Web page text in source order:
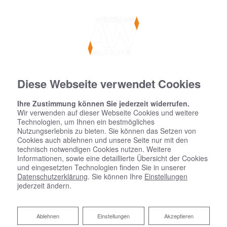
Diese Webseite verwendet Cookies
Ihre Zustimmung können Sie jederzeit widerrufen.
Wir verwenden auf dieser Webseite Cookies und weitere
Technologien, um Ihnen ein bestmögliches
Nutzungserlebnis zu bieten. Sie können das Setzen von
Cookies auch ablehnen und unsere Seite nur mit den
technisch notwendigen Cookies nutzen. Weitere
Informationen, sowie eine detaillierte Übersicht der Cookies
und eingesetzten Technologien finden Sie in unserer
Datenschutzerklärung. Sie können Ihre Einstellungen
jederzeit ändern.
Akzeptieren
Einstellungen
Ablehnen
Ablehnen